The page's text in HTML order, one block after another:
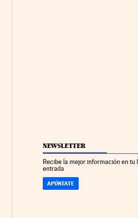
NEWSLETTER
Recibe la mejor información en tu
entrada
APÚNTATE